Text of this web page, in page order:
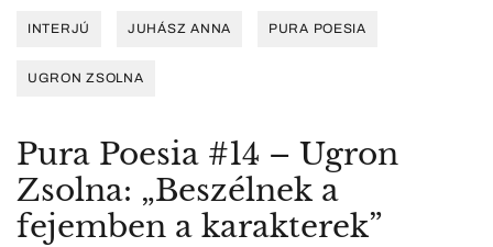
INTERJÚ JUHÁSZ ANNA PURA POESIA
UGRON ZSOLNA
Pura Poesia #14 – Ugron
Zsolna: „Beszélnek a
fejemben a karakterek”